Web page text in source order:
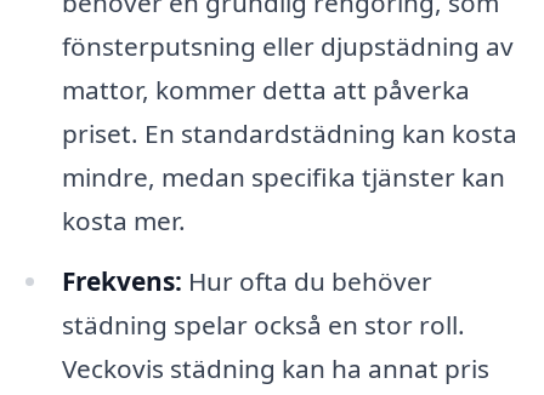
fönsterputsning eller djupstädning av
mattor, kommer detta att påverka
priset. En standardstädning kan kosta
mindre, medan specifika tjänster kan
kosta mer.
Frekvens: Hur ofta du behöver
städning spelar också en stor roll.
Veckovis städning kan ha annat pris